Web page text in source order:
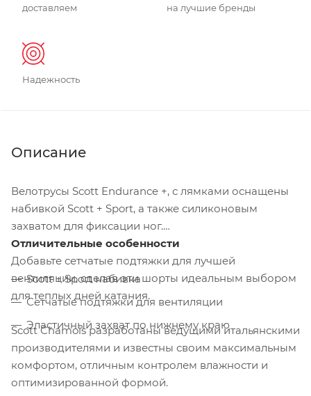
доставляем на лучшие бренды
Надежность
Описание
Велотрусы Scott Endurance +, с лямками оснащены
набивкой Scott + Sport, а также силиконовым
захватом для фиксации ног.
Добавьте сетчатые подтяжки для лучшей
вентиляции, сделав эти шорты идеальным выбором
для теплых дней катания.
Scott Chamois разработаны ведущими итальянскими
производителями и известны своим максимальным
комфортом, отличным контролем влажности и
оптимизированной формой.
Отличительные особенности
Scott + Sport набивка
Сетчатые подтяжки для вентиляции
Эластичный захват по нижнему краю